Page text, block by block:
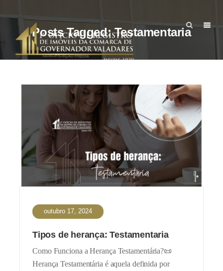
Posts Tagged: Testamentaria
outubro 17, 2024
Tipos de herança: Testamentaria
Como Funciona a Herança Testamentária?📜
Herança Testamentária é aquela definida por